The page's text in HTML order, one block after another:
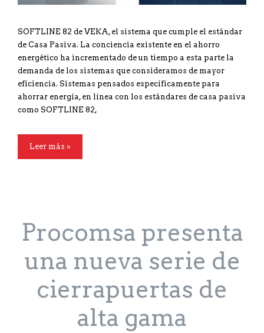
SOFTLINE 82 de VEKA, el sistema que cumple el estándar
de Casa Pasiva. La conciencia existente en el ahorro
energético ha incrementado de un tiempo a esta parte la
demanda de los sistemas que consideramos de mayor
eficiencia. Sistemas pensados específicamente para
ahorrar energía, en línea con los estándares de casa pasiva
como SOFTLINE 82,
Leer más »
Procomsa presenta
una nueva serie de
cierrapuertas de
alta gama